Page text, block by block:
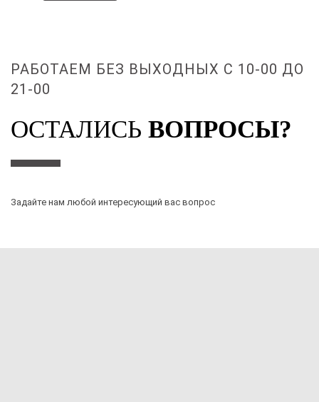
РАБОТАЕМ БЕЗ ВЫХОДНЫХ С 10-00 ДО
21-00
ОСТАЛИСЬ ВОПРОСЫ?
Задайте нам любой интересующий вас вопрос